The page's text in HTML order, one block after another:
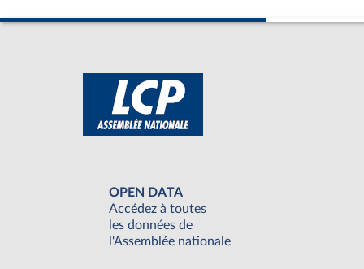
OPEN DATA
Accédez à toutes
les données de
l'Assemblée nationale